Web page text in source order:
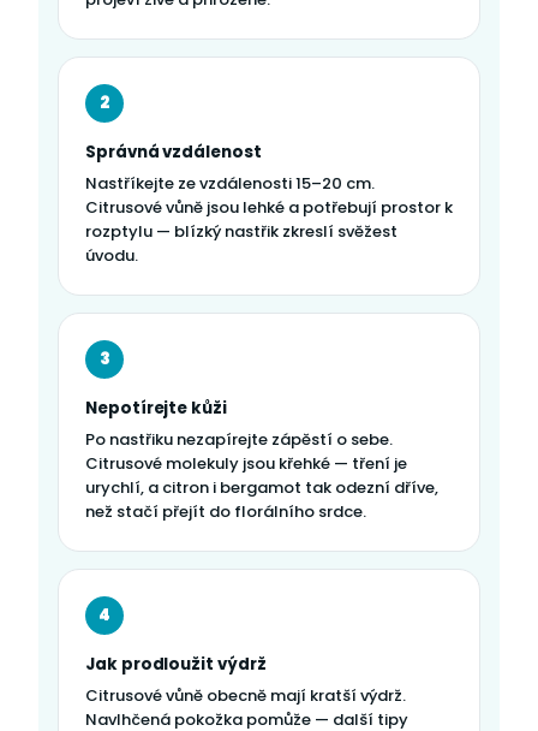
2
Správná vzdálenost
Nastříkejte ze vzdálenosti 15–20 cm.
Citrusové vůně jsou lehké a potřebují prostor k
rozptylu — blízký nastřik zkreslí svěžest
úvodu.
3
Nepotírejte kůži
Po nastřiku nezapírejte zápěstí o sebe.
Citrusové molekuly jsou křehké — tření je
urychlí, a citron i bergamot tak odezní dříve,
než stačí přejít do florálního srdce.
4
Jak prodloužit výdrž
Citrusové vůně obecně mají kratší výdrž.
Navlhčená pokožka pomůže — další tipy